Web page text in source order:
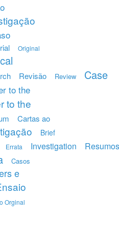
Original
Revisão Review
Case
to the
to the
Cartas ao
Brief
Errata Investigation Resumos
Casos
e
Orginal